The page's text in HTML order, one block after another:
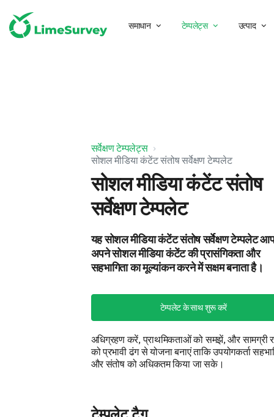
समाधान टेम्पलेट्स उत्पाद
सर्वेक्षण टेम्पलेट्स
सोशल मीडिया कंटेंट संतोष सर्वेक्षण टेम्पलेट
सोशल मीडिया कंटेंट संतोष
सर्वेक्षण टेम्पलेट
यह सोशल मीडिया कंटेंट संतोष सर्वेक्षण टेम्पलेट
अपने सोशल मीडिया कंटेंट की प्रासंगिकता और
सहभागिता का मूल्यांकन करने में सक्षम बनाता है।
टेम्पलेट के साथ शुरू करें
अधिग्रहण करें, प्राथमिकताओं को समझें, और सामग्री
को प्रभावी ढंग से योजना बनाएं ताकि उपयोगकर्ता
और संतोष को अधिकतम किया जा सके।